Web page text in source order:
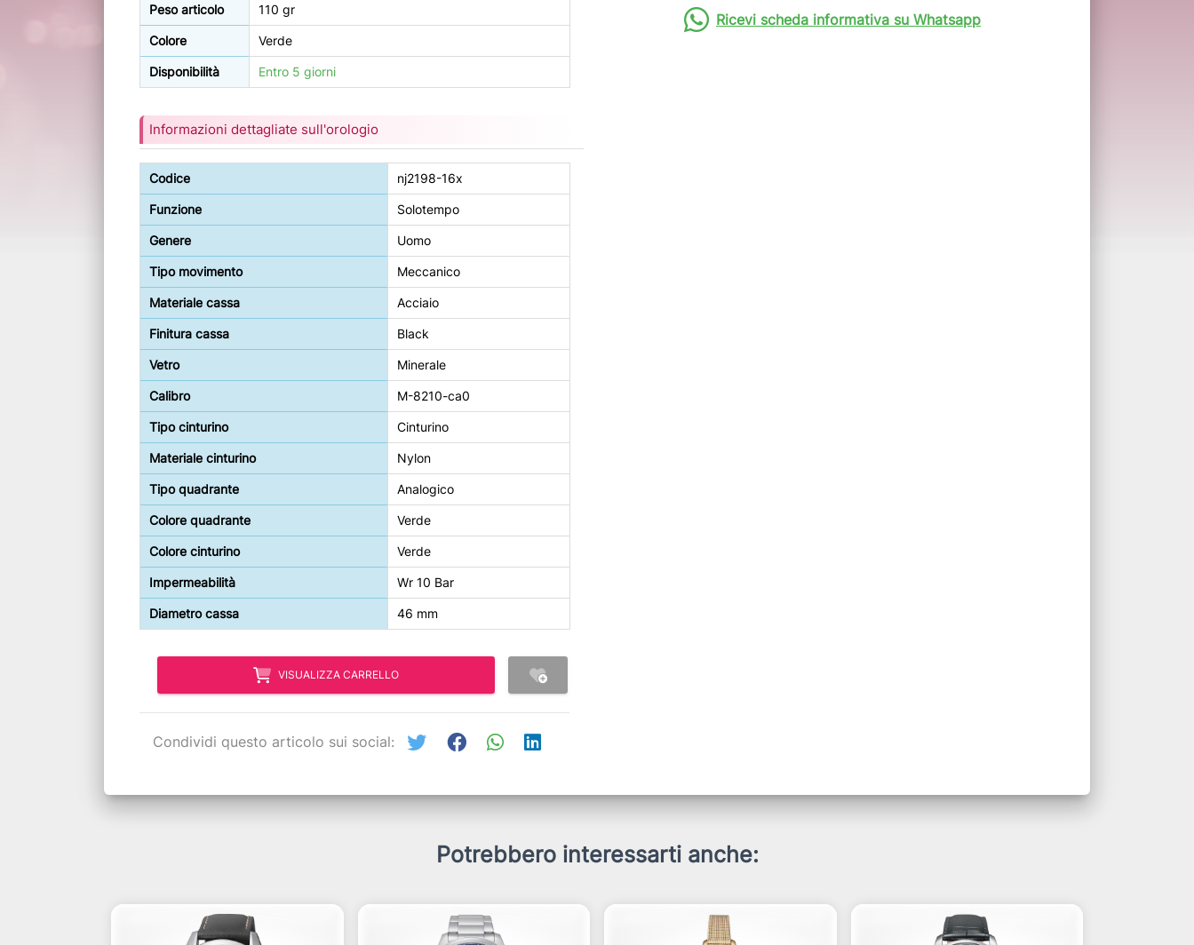
Peso articolo 110 gr
Colore Verde
Disponibilità Entro 5 giorni
Informazioni dettagliate sull'orologio
Codice nj2198-16x
Funzione Solotempo
Genere Uomo
Tipo movimento Meccanico
Materiale cassa Acciaio
Finitura cassa Black
Vetro Minerale
Calibro M-8210-ca0
Tipo cinturino Cinturino
Materiale cinturino Nylon
Tipo quadrante Analogico
Colore quadrante Verde
Colore cinturino Verde
Impermeabilità Wr 10 Bar
Diametro cassa 46 mm
VISUALIZZA CARRELLO
Condividi questo articolo sui social:
Ricevi scheda informativa su Whatsapp
Potrebbero interessarti anche: